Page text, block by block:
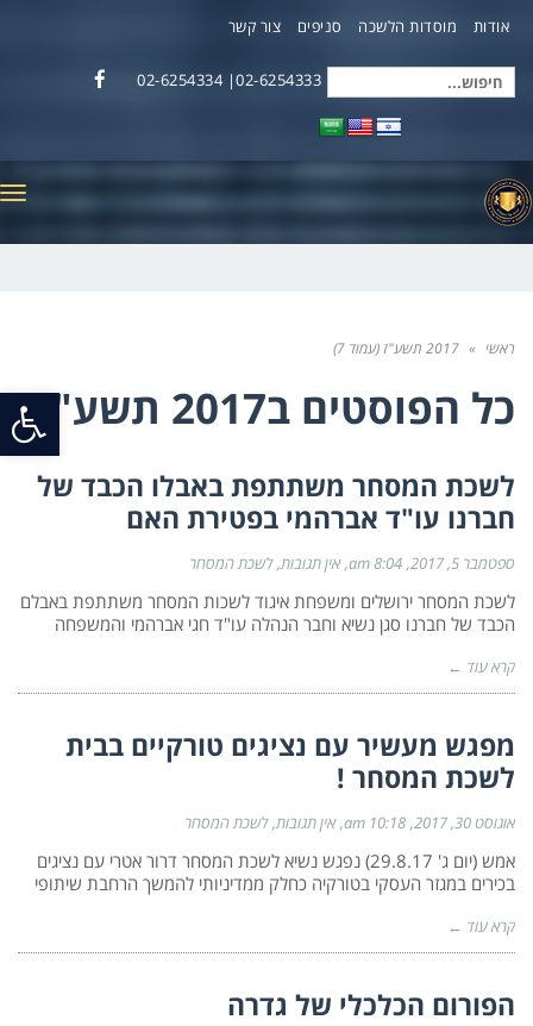
אודות מוסדות הלשכה סניפים צור קשר
חיפוש
02-6254333| 02-6254334
ראשי » 2017 תשע"ז (עמוד 7)
כל הפוסטים ב2017 תשע"ז
לשכת המסחר משתתפת באבלו הכבד של
חברנו עו"ד אברהמי בפטירת האם
ספטמבר 5, 2017 8:04 am אין תגובות לשכת המסחר
לשכת המסחר ירושלים ומשפחת איגוד לשכות המסחר משתתפת באבלם
הכבד של חברנו סגן נשיא וחבר הנהלה עו"ד חגי אברהמי והמשפחה
קרא עוד ←
מפגש מעשיר עם נציגים טורקיים בבית
לשכת המסחר !
אוגוסט 30, 2017 10:18 am אין תגובות לשכת המסחר
אמש (יום ג' 29.8.17) נפגש נשיא לשכת המסחר דרור אטרי עם נציגים
בכירים במגזר העסקי בטורקיה כחלק ממדיניותי להמשך הרחבת שיתופי
קרא עוד ←
הפורום הכלכלי של גדרה